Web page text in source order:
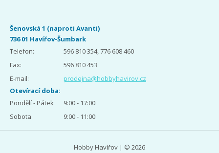
Šenovská 1 (naproti Avanti)
736 01 Havířov-Šumbark
Telefon:
596 810 354, 776 608 460
Fax:
596 810 453
E-mail:
prodejna@hobbyhavirov.cz
Otevírací doba:
Pondělí - Pátek
9:00 - 17:00
Sobota
9:00 - 11:00
Hobby Havířov | © 2026